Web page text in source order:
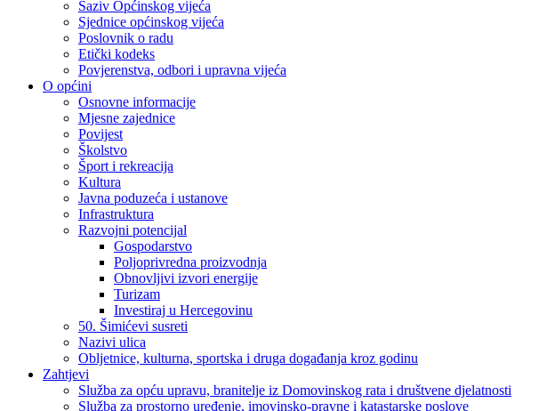
Saziv Općinskog vijeća
Sjednice općinskog vijeća
Poslovnik o radu
Etički kodeks
Povjerenstva, odbori i upravna vijeća
O općini
Osnovne informacije
Mjesne zajednice
Povijest
Školstvo
Šport i rekreacija
Kultura
Javna poduzeća i ustanove
Infrastruktura
Razvojni potencijal
Gospodarstvo
Poljoprivredna proizvodnja
Obnovljivi izvori energije
Turizam
Investiraj u Hercegovinu
50. Šimićevi susreti
Nazivi ulica
Obljetnice, kulturna, sportska i druga događanja kroz godinu
Zahtjevi
Služba za opću upravu, branitelje iz Domovinskog rata i društvene djelatnosti
Služba za prostorno uređenje, imovinsko-pravne i katastarske poslove